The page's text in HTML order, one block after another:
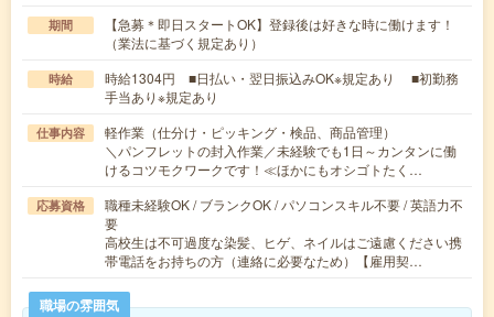
期間
【急募＊即日スタートOK】登録後は好きな時に働けます！
（業法に基づく規定あり）
時給
時給1304円 ■日払い・翌日振込みOK※規定あり ■初勤務
手当あり※規定あり
仕事内容
軽作業（仕分け・ピッキング・検品、商品管理）
＼パンフレットの封入作業／未経験でも1日～カンタンに働
けるコツモクワークです！≪ほかにもオシゴトたく…
応募資格
職種未経験OK / ブランクOK / パソコンスキル不要 / 英語力不
要
高校生は不可過度な染髪、ヒゲ、ネイルはご遠慮ください携
帯電話をお持ちの方（連絡に必要なため）【雇用契…
職場の雰囲気